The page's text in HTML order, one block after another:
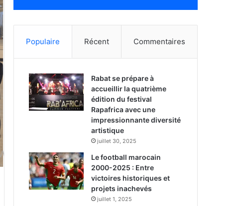
Populaire Récent Commentaires
Rabat se prépare à
accueillir la quatrième
édition du festival
Rapafrica avec une
impressionnante diversité
artistique
juillet 30, 2025
Le football marocain
2000-2025 : Entre
victoires historiques et
projets inachevés
juillet 1, 2025